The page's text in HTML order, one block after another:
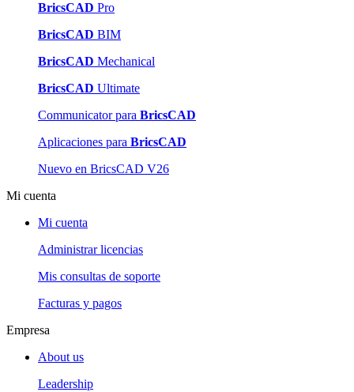
BricsCAD Pro
BricsCAD BIM
BricsCAD Mechanical
BricsCAD Ultimate
Communicator para BricsCAD
Aplicaciones para BricsCAD
Nuevo en BricsCAD V26
Mi cuenta
Mi cuenta
Administrar licencias
Mis consultas de soporte
Facturas y pagos
Empresa
About us
Leadership